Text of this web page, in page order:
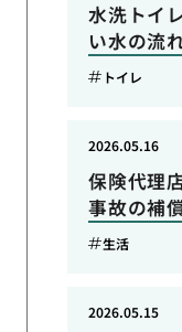
水洗トイ
い水の流
トイレ
保険代理
事故の補
2026.05.16
生活
2026.05.15